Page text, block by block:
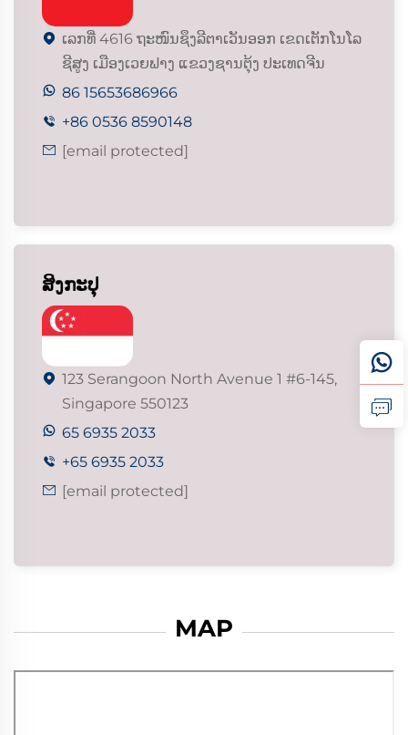
 ເລກທີ່ 4616 ຖະໜົນຊຶງລີຕາເວັນອອກ ເຂດເຕັກໂນໂລ
ຊີສູງ ເມືອງເວຍຟາງ ແຂວງຊານຕຸ້ງ ປະເທດຈີນ
86 15653686966
 +86 0536 8590148
 [email protected]
ສິງກະປຸ
 123 Serangoon North Avenue 1 #6-145,
Singapore 550123
65 6935 2033
 +65 6935 2033
 [email protected]
MAP